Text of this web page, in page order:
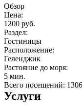
Обзор
Цена:
1200 руб.
Раздел:
Гостиницы
Расположение:
Геленджик
Растояние до моря:
5 мин.
Всего посещений: 1306
Услуги